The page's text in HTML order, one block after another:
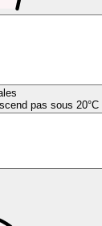
pas sous 20°C